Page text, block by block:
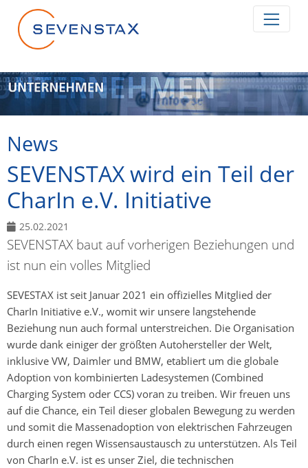
News
SEVENSTAX wird ein Teil der
CharIn e.V. Initiative
25.02.2021
SEVENSTAX baut auf vorherigen Beziehungen und
ist nun ein volles Mitglied
SEVESTAX ist seit Januar 2021 ein offizielles Mitglied der
CharIn Initiative e.V., womit wir unsere langstehende
Beziehung nun auch formal unterstreichen. Die Organisation
wurde dank einiger der größten Autohersteller der Welt,
inklusive VW, Daimler und BMW, etabliert um die globale
Adoption von kombinierten Ladesystemen (Combined
Charging System oder CCS) voran zu treiben. Wir freuen uns
auf die Chance, ein Teil dieser globalen Bewegung zu werden
und somit die Massenadoption von elektrischen Fahrzeugen
durch einen regen Wissensaustausch zu unterstützen. Als Teil
von CharIn e.V. ist es unser Ziel, die technischen